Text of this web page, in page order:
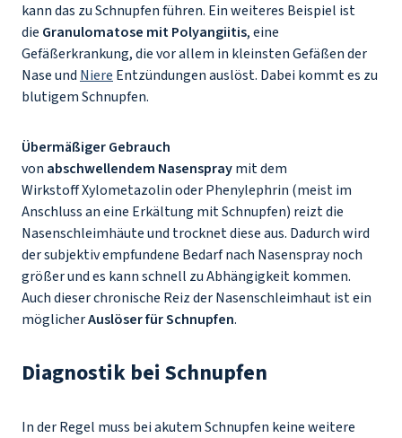
kann das zu Schnupfen führen. Ein weiteres Beispiel ist
die Granulomatose mit Polyangiitis, eine
Gefäßerkrankung, die vor allem in kleinsten Gefäßen der
Nase und Niere Entzündungen auslöst. Dabei kommt es zu
blutigem Schnupfen.
Übermäßiger Gebrauch
von abschwellendem Nasenspraymit dem
Wirkstoff Xylometazolin oder Phenylephrin (meist im
Anschluss an eine Erkältung mit Schnupfen) reizt die
Nasenschleimhäute und trocknet diese aus. Dadurch wird
der subjektiv empfundene Bedarf nach Nasenspray noch
größer und es kann schnell zu Abhängigkeit kommen.
Auch dieser chronische Reiz der Nasenschleimhaut ist ein
möglicherAuslöser für Schnupfen.
Diagnostik bei Schnupfen
In der Regel muss bei akutem Schnupfen keine weitere